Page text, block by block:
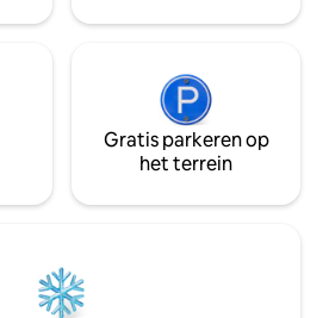
Gratis parkeren op
het terrein